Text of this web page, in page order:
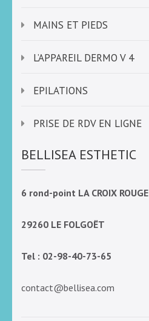
MAINS ET PIEDS
L’APPAREIL DERMO V 4
EPILATIONS
PRISE DE RDV EN LIGNE
BELLISEA ESTHETIC
6 rond-point LA CROIX ROUGE
29260 LE FOLGOËT
Tel : 02-98-40-73-65
contact@bellisea.com